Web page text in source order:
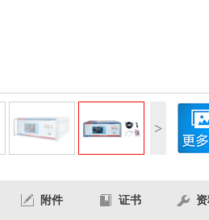
>
附件 证书